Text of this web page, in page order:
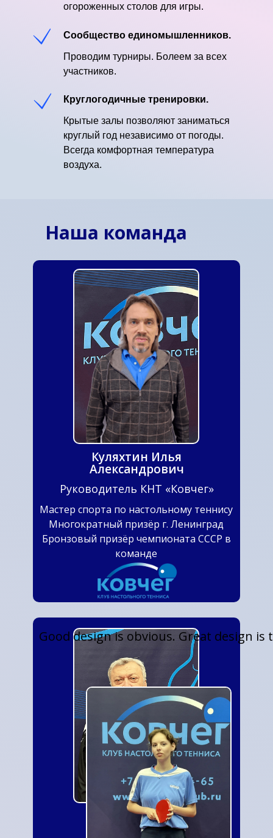
Круглогодичные тренировки.
Крытые залы позволяют заниматься
круглый год независимо от погоды.
Всегда комфортная температура
воздуха.
Проводим турниры. Болеем за всех
участников.
Сообщество единомышленников.
огороженных столов для игры.
Наша команда
Ковалев Андрей
Юрьевич
Мастер спорта по настольному теннису
Многократный призёр г. Ленинград
Бронзовый призёр чемпионата СССР в
команде
Руководитель КНТ «Ковчег»
Куляхтин Илья
Александрович
Good design is obvious. Great design